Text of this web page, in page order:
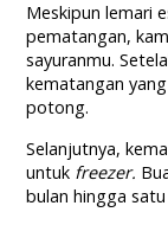
Meskipun lemari
pematangan,
sayuranmu.
kematangan
potong.
Selanjutnya,
untuk freezer.
bulan hingga